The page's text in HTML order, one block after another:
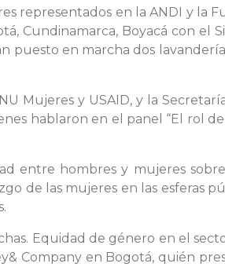
representados en la ANDI y la
Cundinamarca, Boyacá con el
puesto en marcha dos
Mujeres y USAID, y la
hablaron en el panel “El rol
entre hombres y mujeres
de las mujeres en las esferas
Equidad de género en el
Company en Bogotá, quién